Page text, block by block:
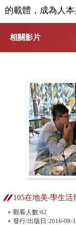
的載體，成為人
相關影片
105在地美‧學生活
觀看人數:62
發行/出版日:2016-08-